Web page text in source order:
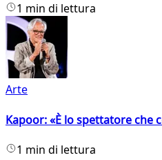
1 min di lettura
Arte
Kapoor: «È lo spettatore che
1 min di lettura